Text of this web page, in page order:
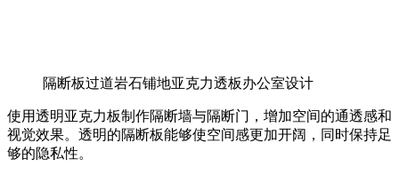
隔断板过道岩石铺地亚克力透板办公室设计
使用透明亚克力板制作隔断墙与隔断门，增加空间的通透感和
视觉效果。透明的隔断板能够使空间感更加开阔，同时保持足
够的隐私性。